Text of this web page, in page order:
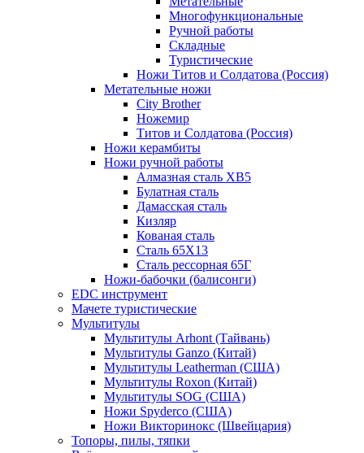
Многофункциональные
Ручной работы
Складные
Туристические
Ножи Титов и Солдатова (Россия)
Метательные ножи
City Brother
Ножемир
Титов и Солдатова (Россия)
Ножи керамбиты
Ножи ручной работы
Алмазная сталь ХВ5
Булатная сталь
Дамасская сталь
Кизляр
Кованая сталь
Сталь 65Х13
Сталь рессорная 65Г
Ножи-бабочки (балисонги)
EDC инструмент
Мачете туристические
Мультитулы
Мультитулы Arhont (Тайвань)
Мультитулы Ganzo (Китай)
Мультитулы Leatherman (США)
Мультитулы Roxon (Китай)
Мультитулы SOG (США)
Ножи Spyderco (США)
Ножи Викторинокс (Швейцария)
Топоры, пилы, тяпки